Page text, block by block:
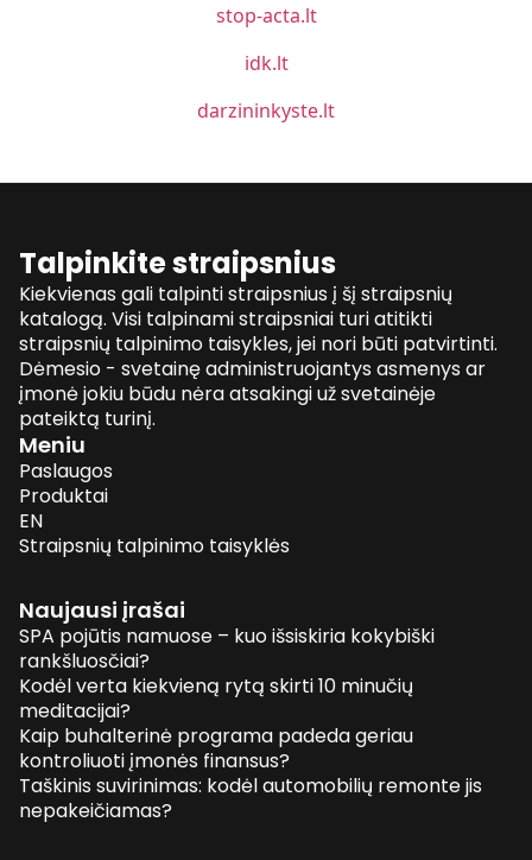
stop-acta.lt
idk.lt
darzininkyste.lt
Talpinkite straipsnius
Kiekvienas gali talpinti straipsnius į šį straipsnių
katalogą. Visi talpinami straipsniai turi atitikti
straipsnių talpinimo taisykles, jei nori būti patvirtinti.
Dėmesio - svetainę administruojantys asmenys ar
įmonė jokiu būdu nėra atsakingi už svetainėje
pateiktą turinį.
Meniu
Paslaugos
Produktai
EN
Straipsnių talpinimo taisyklės
Naujausi įrašai
SPA pojūtis namuose – kuo išsiskiria kokybiški
rankšluosčiai?
Kodėl verta kiekvieną rytą skirti 10 minučių
meditacijai?
Kaip buhalterinė programa padeda geriau
kontroliuoti įmonės finansus?
Taškinis suvirinimas: kodėl automobilių remonte jis
nepakeičiamas?